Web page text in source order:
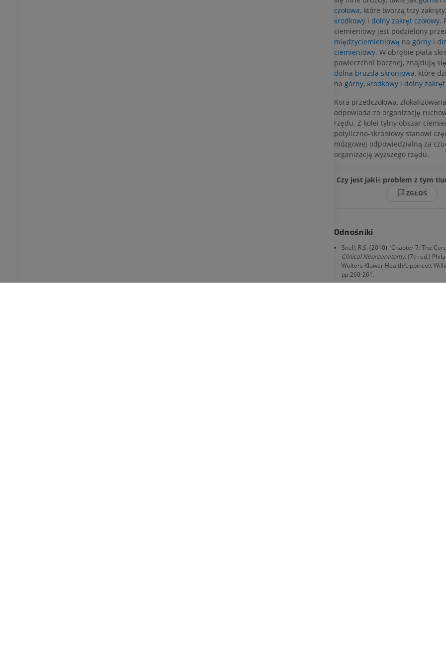
czołowa, które tworzą trzy zakręty:
środkowyi dolny zakręt czołowy.
ciemieniowy jest podzielony
międzyciemieniowąna górnyi
ciemieniowy. W obrębie płata
powierzchni bocznej, znajdują się
dolna bruzda skroniowa, które
na górny, środkowyi dolny
Kora przedczołowa,
odpowiada za organizację
rzędu. Z kolei tylny obszar
potyliczno-skroniowy stanowi
mózgowej odpowiedzialną za
organizację wyższego rzędu.
Czy jest jakiś problem z tym
ZGŁOŚ
Odnośniki
Snell, R.S. (2010). ‘Chapter 7: The
Clinical Neuroanatomy.(7th ed.)
Wolters Kluwer Health/Lippincott
pp.260-261.
PREMIUM
Tętnice i kości
TK
ZA DARMO
Arteriografia
dolnej
ZA DARMO